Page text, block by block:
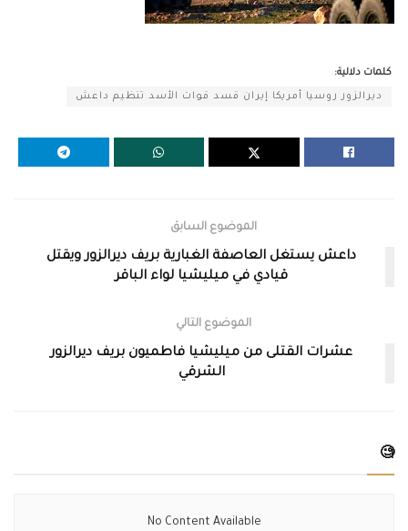
كلمات دلالية:
ديرالزور روسيا أمريكا إيران قسد قوات الأسد تنظيم داعش
الموضوع السابق
داعش يستغل العاصفة الغبارية بريف ديرالزور ويقتل
قيادي في ميليشيا لواء الباقر
الموضوع التالي
عشرات القتلى من ميليشيا فاطميون بريف ديرالزور
الشرقي
🧐
No Content Available